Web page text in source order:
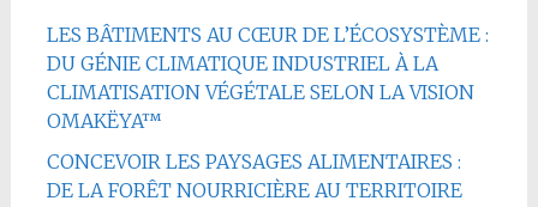
LES BÂTIMENTS AU CŒUR DE L’ÉCOSYSTÈME :
DU GÉNIE CLIMATIQUE INDUSTRIEL À LA
CLIMATISATION VÉGÉTALE SELON LA VISION
OMAKËYA™
CONCEVOIR LES PAYSAGES ALIMENTAIRES :
DE LA FORÊT NOURRICIÈRE AU TERRITOIRE